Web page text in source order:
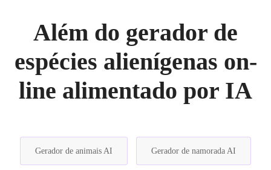
Além do gerador de
espécies alienígenas on-
line alimentado por IA
Gerador de animais AI Gerador de namorada AI